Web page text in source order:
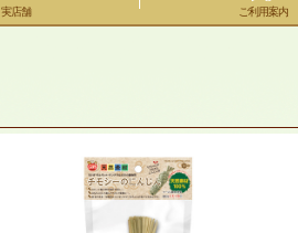
実店舗 ご利用案内